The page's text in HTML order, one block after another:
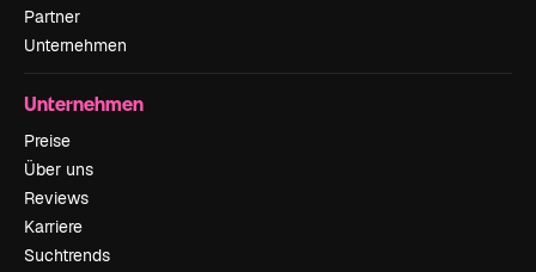
Partner
Unternehmen
Unternehmen
Preise
Über uns
Reviews
Karriere
Suchtrends